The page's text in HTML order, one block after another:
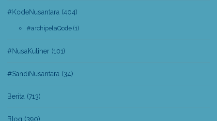
#KodeNusantara (404)
#archipelaQode (1)
#NusaKuliner (101)
#SandiNusantara (34)
Berita (713)
Blog (390)